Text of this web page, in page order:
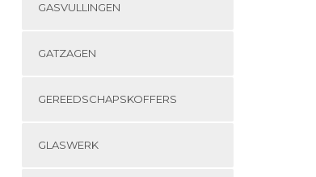
GASVULLINGEN
GATZAGEN
GEREEDSCHAPSKOFFERS
GLASWERK